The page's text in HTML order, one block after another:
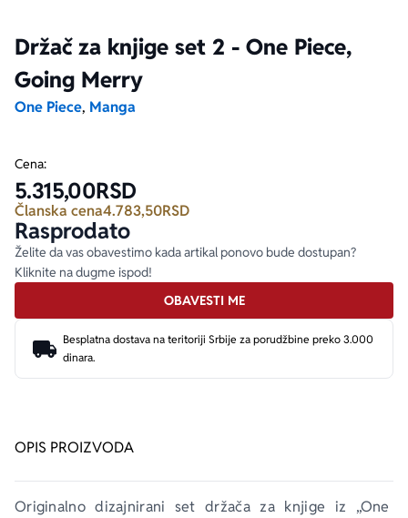
Držač za knjige set 2 - One Piece,
Going Merry
One Piece, Manga
OPIS PROIZVODA
Originalno dizajnirani set držača za knjige iz „One
Cena:
5.315,00RSD
Članska cena4.783,50RSD
Rasprodato
Želite da vas obavestimo kada artikal ponovo bude dostupan?
Kliknite na dugme ispod!
OBAVESTI ME
Besplatna dostava na teritoriji Srbije za porudžbine preko 3.000
dinara.
Ekranizovane knjige
Za poklon
Autori
Poezija
Lični razvoj i popularna psihologija
Bojan Ljubenović
Dejan Tiago-Stanković
Peter Handke
Harlan Koben